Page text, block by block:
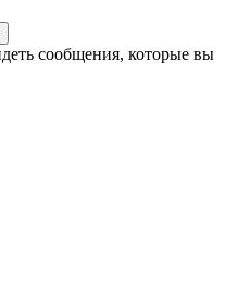
сообщения, которые вы